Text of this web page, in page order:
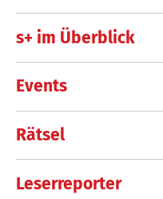
s+ im Überblick
Events
Rätsel
Leserreporter